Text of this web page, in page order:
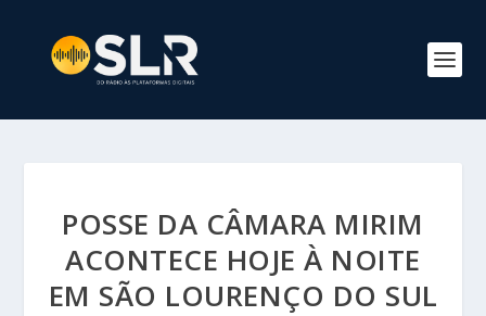
POSSE DA CÂMARA MIRIM
ACONTECE HOJE À NOITE
EM SÃO LOURENÇO DO SUL